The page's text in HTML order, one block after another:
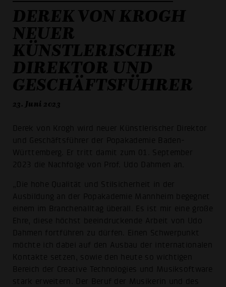
DEREK VON KROGH
NEUER
KÜNSTLERISCHER
DIREKTOR UND
GESCHÄFTSFÜHRER
23. Juni 2023
Derek von Krogh wird neuer Künstlerischer Direktor
und Geschäftsführer der Popakademie Baden-
Württemberg. Er tritt damit zum 01. September
2023 die Nachfolge von Prof. Udo Dahmen an.
„Die hohe Qualität und Stilsicherheit in der
Ausbildung an der Popakademie Mannheim begegnet
einem im Branchenalltag überall. Es ist mir eine große
Ehre, diese höchst beeindruckende Arbeit von Udo
Dahmen fortführen zu dürfen. Einen Schwerpunkt
möchte ich dabei auf den Ausbau der internationalen
Kontakte setzen, sowie den heute so wichtigen
Bereich der Creative Technologies und Musiksoftware
stark erweitern. Der Beruf der Musikerin und des